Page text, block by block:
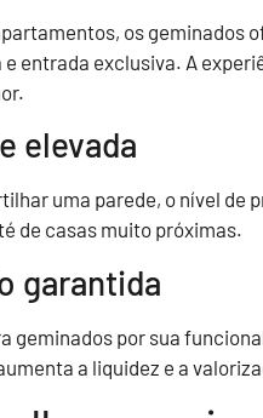
os geminados
entrada exclusiva. A
elevada
uma parede, o nível de
de casas muito próximas.
garantida
geminados por sua
a liquidez e a